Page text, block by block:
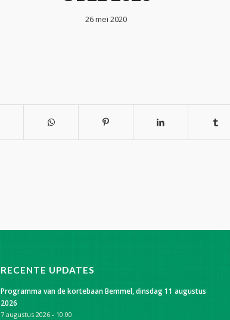
26 mei 2020
RECENTE UPDATES
Programma van de kortebaan Bemmel, dinsdag 11 augustus
2026
7 augustus 2026 - 10:00